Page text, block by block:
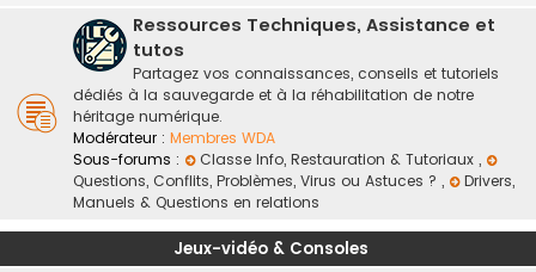
Ressources Techniques, Assistance et
tutos
Partagez vos connaissances, conseils et tutoriels
dédiés à la sauvegarde et à la réhabilitation de notre
héritage numérique.
Modérateur : Membres WDA
Sous-forums :
Classe Info, Restauration & Tutoriaux ,
Questions, Conflits, Problèmes, Virus ou Astuces ? ,
Drivers,
Manuels & Questions en relations
Jeux-vidéo & Consoles